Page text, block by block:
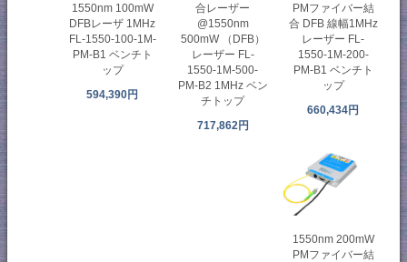
1550nm 100mW
DFBレーザ 1MHz
FL-1550-100-1M-
PM-B1 ベンチト
ップ
594,390円
合レーザー
@1550nm
500mW （DFB）
レーザー FL-
1550-1M-500-
PM-B2 1MHz ベン
チトップ
717,862円
PMファイバー結
合 DFB 線幅1MHz
レーザー FL-
1550-1M-200-
PM-B1 ベンチト
ップ
660,434円
1550nm 200mW
PMファイバー結